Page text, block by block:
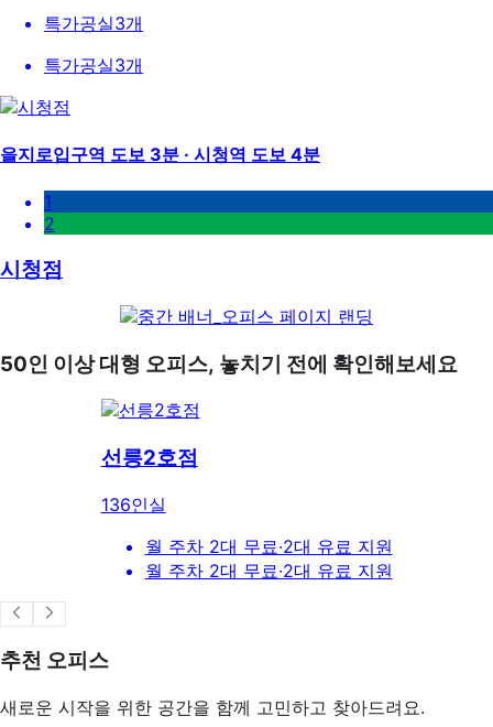
특가공실3개
특가공실3개
을지로입구역 도보 3분 · 시청역 도보 4분
1
2
시청점
50인 이상 대형 오피스, 놓치기 전에 확인해보세요
선릉2호점
136인실
월 주차 2대 무료∙2대 유료 지원
월 주차 2대 무료∙2대 유료 지원
추천 오피스
새로운 시작을 위한 공간을 함께 고민하고 찾아드려요.